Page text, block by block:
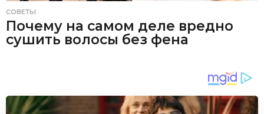
СОВЕТЫ
Почему на самом деле вредно
сушить волосы без фена